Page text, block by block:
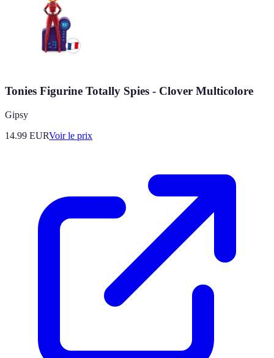
Tonies Figurine Totally Spies - Clover Multicolore
Gipsy
14.99 EURVoir le prix